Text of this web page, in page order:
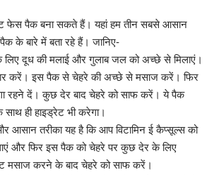
फेस पैक बना सकते हैं। यहां हम तीन सबसे आसान
के बारे में बता रहे हैं। जानिए-
दूध की मलाई और गुलाब जल को अच्छे से मिलाएं।
करें। इस पैक से चेहरे की अच्छे से मसाज करें। फिर
रहने दें। कुछ देर बाद चेहरे को साफ करें। ये पैक
ही हाइड्रेट भी करेगा।
आसान तरीका यह है कि आप विटामिन ई कैप्सूल्स को
और फिर इस पैक को चेहरे पर कुछ देर के लिए
मसाज करने के बाद चेहरे को साफ करें।